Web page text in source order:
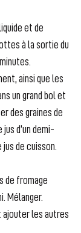
et de
à la sortie du
ainsi que les
un grand bol et
des graines de
d’un demi-
de cuisson.
de fromage
Mélanger.
ajouter les autres